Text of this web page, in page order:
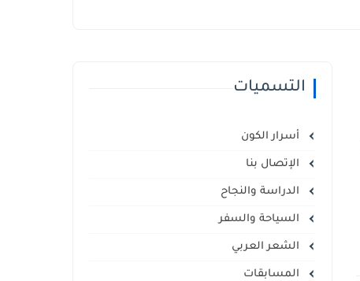
التسميات
أسرار الكون
الإتصال بنا
الدراسة والنجاح
السياحة والسفر
الشعر العربي
المسابقات